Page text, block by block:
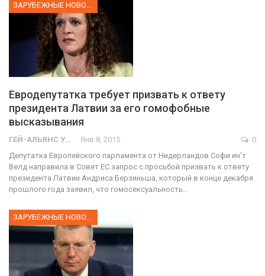
Евродепутатка требует призвать к ответу
президента Латвии за его гомофобные
высказывания
ГЕЙ-АЛЬЯНС УКРАИНА Янв 8, 2015
0
Депутатка Европейского парламента от Нидерландов Софи ин'т
Велд направила в Совет ЕС запрос с просьбой призвать к ответу
президента Латвии Андриса Берзиньша, который в конце декабря
прошлого года заявил, что гомосексуальность…
ЗАРУБЕЖНЫЕ НОВОСТИ